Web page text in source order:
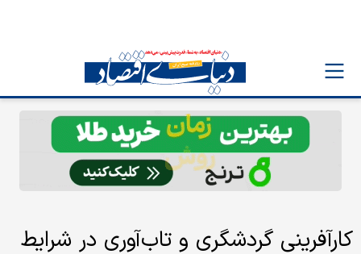
کارآفرینی گردشگری و تاب‌آوری در شرایط